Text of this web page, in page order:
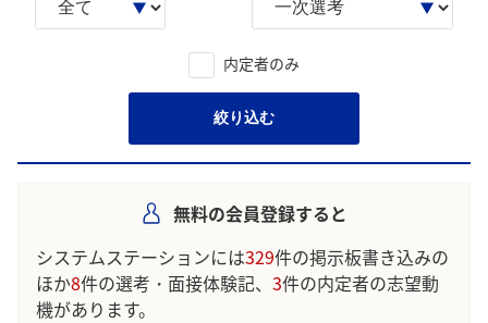
内定者のみ
絞り込む
無料の会員登録すると
システムステーションには329件の掲示板書き込みの
ほか8件の選考・面接体験記、 3件の内定者の志望動
機があります。